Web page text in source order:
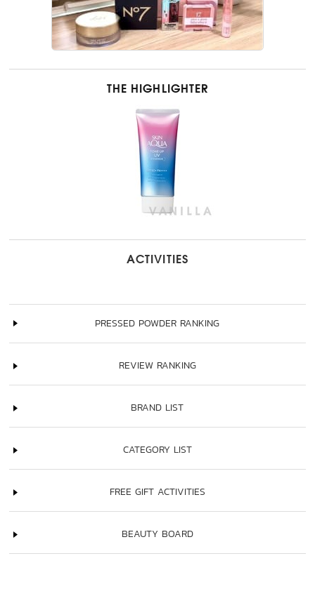
THE HIGHLIGHTER
ACTIVITIES
PRESSED POWDER RANKING
REVIEW RANKING
BRAND LIST
CATEGORY LIST
FREE GIFT ACTIVITIES
BEAUTY BOARD